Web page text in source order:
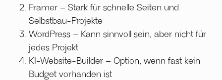
Framer – Stark für schnelle Seiten und
Selbstbau-Projekte
WordPress – Kann sinnvoll sein, aber nicht für
jedes Projekt
KI-Website-Builder – Option, wenn fast kein
Budget vorhanden ist